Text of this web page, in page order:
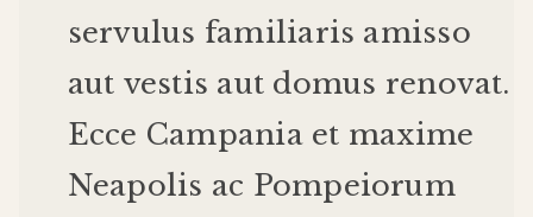
servulus familiaris amisso
aut vestis aut domus renovat.
Ecce Campania et maxime
Neapolis ac Pompeiorum